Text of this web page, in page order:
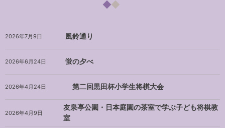
2026年7月9日 風鈴通り
2026年6月24日 蛍の夕べ
2026年4月24日 第二回黒田杯小学生将棋大会
2026年4月9日
友泉亭公園・日本庭園の茶室で学ぶ子ども将棋教
室